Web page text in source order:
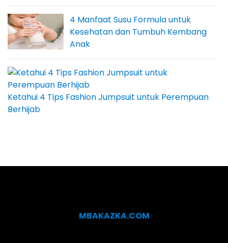
4 Manfaat Susu Formula untuk
Kesehatan dan Tumbuh Kembang
Anak
Ketahui 4 Tips Fashion Jumpsuit untuk Perempuan
Berhijab
MBAKAZKA.COM